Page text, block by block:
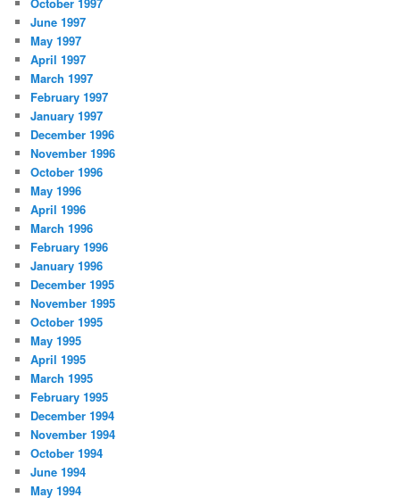
June 1997
May 1997
April 1997
March 1997
February 1997
January 1997
December 1996
November 1996
October 1996
May 1996
April 1996
March 1996
February 1996
January 1996
December 1995
November 1995
October 1995
May 1995
April 1995
March 1995
February 1995
December 1994
November 1994
October 1994
June 1994
May 1994